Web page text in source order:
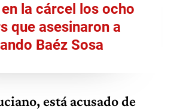
la cárcel los ocho
que asesinaron a
Baéz Sosa
está acusado de